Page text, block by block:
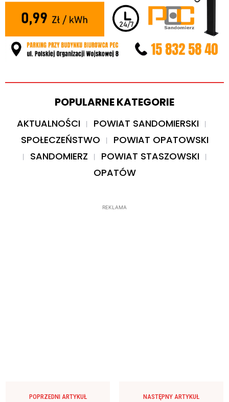
POPULARNE KATEGORIE
AKTUALNOŚCI
POWIAT SANDOMIERSKI
SPOŁECZEŃSTWO
POWIAT OPATOWSKI
SANDOMIERZ
POWIAT STASZOWSKI
OPATÓW
REKLAMA
POPRZEDNI ARTYKUŁ NASTĘPNY ARTYKUŁ